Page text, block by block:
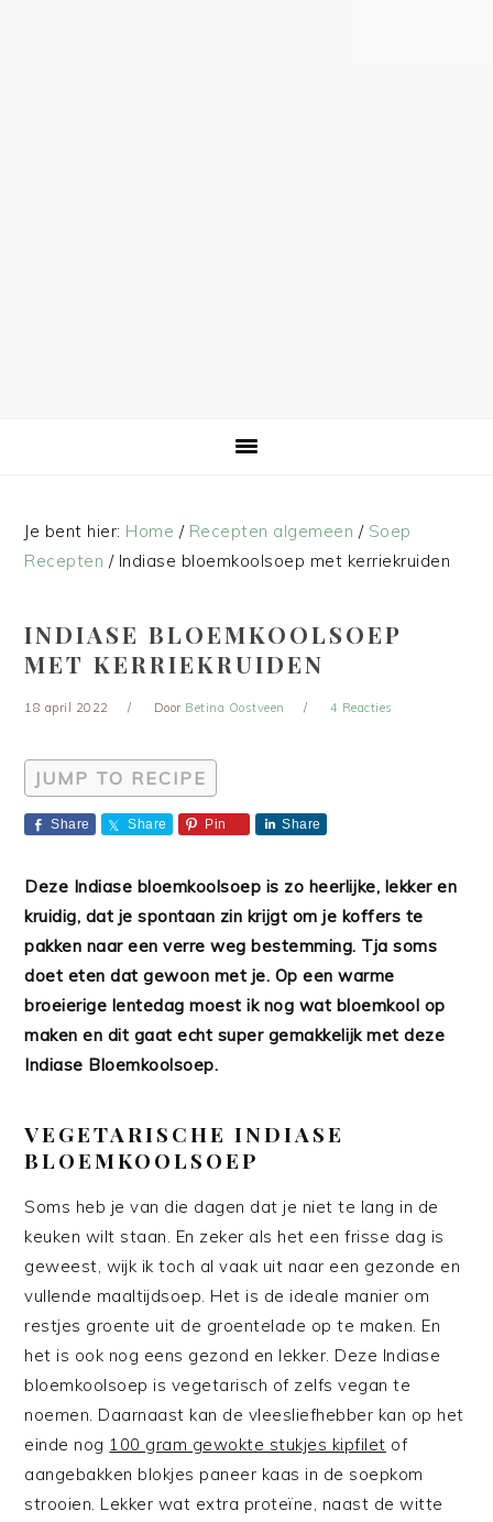
Je bent hier: Home / Recepten algemeen / Soep
Recepten /Indiase bloemkoolsoep met kerriekruiden
INDIASE BLOEMKOOLSOEP
MET KERRIEKRUIDEN
18 april 2022 Door Betina Oostveen 4 Reacties
JUMP TO RECIPE
Share Share Pin Share
Deze Indiase bloemkoolsoep is zo heerlijke, lekker en
kruidig, dat je spontaan zin krijgt om je koffers te
pakken naar een verre weg bestemming. Tja soms
doet eten dat gewoon met je. Op een warme
broeierige lentedag moest ik nog wat bloemkool op
maken en dit gaat echt super gemakkelijk met deze
Indiase Bloemkoolsoep.
VEGETARISCHE INDIASE
BLOEMKOOLSOEP
Soms heb je van die dagen dat je niet te lang in de
keuken wilt staan. En zeker als het een frisse dag is
geweest, wijk ik toch al vaak uit naar een gezonde en
vullende maaltijdsoep. Het is de ideale manier om
restjes groente uit de groentelade op te maken. En
het is ook nog eens gezond en lekker. Deze Indiase
bloemkoolsoep is vegetarisch of zelfs vegan te
noemen. Daarnaast kan de vleesliefhebber kan op het
einde nog 100 gram gewokte stukjes kipfilet of
aangebakken blokjes paneer kaas in de soepkom
strooien. Lekker wat extra proteïne, naast de witte